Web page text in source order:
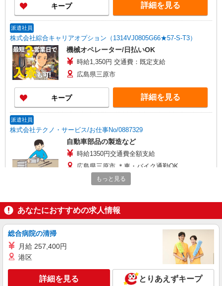
キープ 詳細を見る
派遣社員
株式会社綜合キャリアオプション（1314VJ0805G66★57-S-T3）
機械オペレーター/日払いOK
時給1,350円 交通費：既定支給
広島県三原市
キープ 詳細を見る
派遣社員
株式会社テクノ・サービス/お仕事No/0887329
自動車部品の製造など
時給1350円交通費全額支給
広島県三原市 ＊車・バイク通勤OK
派遣社員
広島県三原市 ＊車・バイク通勤OK
キープ 詳細を見る
もっと見る
あなたにおすすめの求人情報
総合病院の清掃
月給 257,400円
港区
詳細を見る とりあえずキープ